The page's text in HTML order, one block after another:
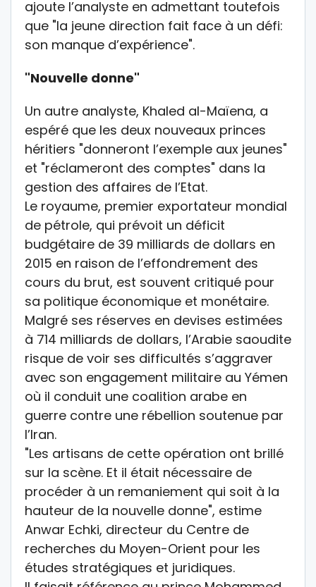
ajoute l’analyste en admettant toutefois
que "la jeune direction fait face à un défi:
son manque d’expérience".
"Nouvelle donne"
Un autre analyste, Khaled al-Maïena, a
espéré que les deux nouveaux princes
héritiers "donneront l’exemple aux jeunes"
et "réclameront des comptes" dans la
gestion des affaires de l’Etat.
Le royaume, premier exportateur mondial
de pétrole, qui prévoit un déficit
budgétaire de 39 milliards de dollars en
2015 en raison de l’effondrement des
cours du brut, est souvent critiqué pour
sa politique économique et monétaire.
Malgré ses réserves en devises estimées
à 714 milliards de dollars, l’Arabie saoudite
risque de voir ses difficultés s’aggraver
avec son engagement militaire au Yémen
où il conduit une coalition arabe en
guerre contre une rébellion soutenue par
l’Iran.
"Les artisans de cette opération ont brillé
sur la scène. Et il était nécessaire de
procéder à un remaniement qui soit à la
hauteur de la nouvelle donne", estime
Anwar Echki, directeur du Centre de
recherches du Moyen-Orient pour les
études stratégiques et juridiques.